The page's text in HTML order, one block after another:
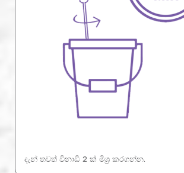
දැන් තවත් විනාඩි 2 ක් මිශ්‍ර කරගන්න.